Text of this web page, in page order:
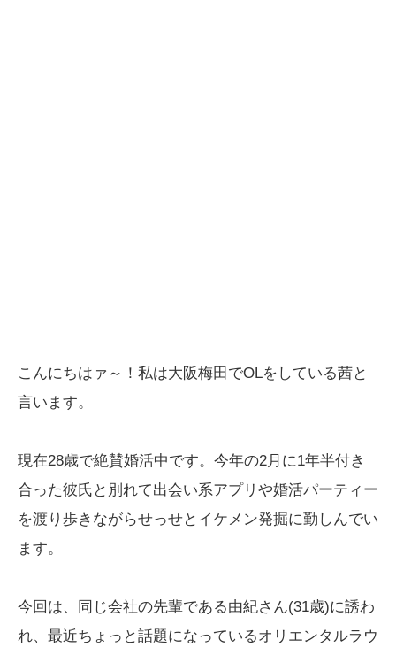
こんにちはァ～！私は大阪梅田でOLをしている茜と
言います。
現在28歳で絶賛婚活中です。今年の2月に1年半付き
合った彼氏と別れて出会い系アプリや婚活パーティー
を渡り歩きながらせっせとイケメン発掘に勤しんでい
ます。
今回は、同じ会社の先輩である由紀さん(31歳)に誘わ
れ、最近ちょっと話題になっているオリエンタルラウ